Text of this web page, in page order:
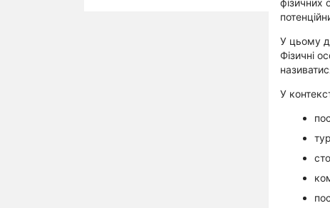
фізичних
У цьому
Фізичні
У